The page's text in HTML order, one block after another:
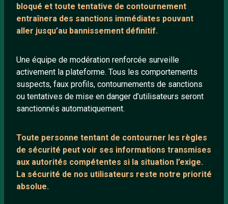
bloqué et toute tentative de contournement
entraînera des sanctions immédiates pouvant
aller jusqu’au bannissement définitif.
Une équipe de modération renforcée surveille
activement la plateforme. Tous les comportements
suspects, faux profils, contournements de sanctions
ou tentatives de mise en danger d’utilisateurs seront
sanctionnés automatiquement.
Toute personne tentant de contourner les règles
de sécurité peut voir ses informations transmises
aux autorités compétentes si la situation l’exige.
La sécurité de nos utilisateurs reste notre priorité
absolue.
Salons de discussion
Communauté
Playlists YouTube
Nous contacter
ANNEXE
Support IRC
ARTICLES RÉCENTS